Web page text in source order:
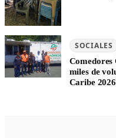
SOCIALES
miles de
Caribe 2026